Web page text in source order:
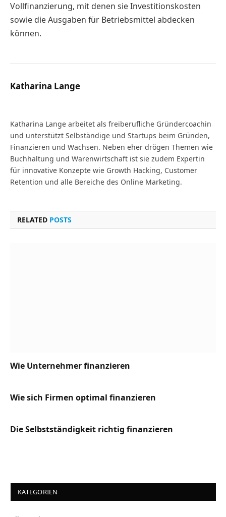
Vollfinanzierung, mit denen sie Investitionskosten
sowie die Ausgaben für Betriebsmittel abdecken
können.
Katharina Lange
Katharina Lange arbeitet als freiberufliche Gründercoachin
und unterstützt Selbständige und Startups beim Gründen,
Finanzieren und Wachsen. Neben eher drögen Themen wie
Buchhaltung und Warenwirtschaft ist sie zudem Expertin
für innovative Konzepte wie Growth Hacking, Customer
Retention und alle Bereiche des Online Marketing.
RELATED POSTS
Wie Unternehmer finanzieren
Wie sich Firmen optimal finanzieren
Die Selbstständigkeit richtig finanzieren
KATEGORIEN